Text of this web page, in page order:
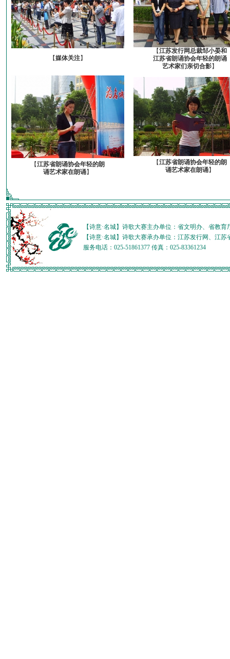
【媒体关注】
【江苏发行网总裁邹小晏和
江苏省朗诵协会年轻的朗诵
艺术家们亲切合影】
【江苏省朗诵协会年轻的朗
诵艺术家在朗诵】
【江苏省朗诵协会年轻的朗
诵艺术家在朗诵】
【诗意·名城】诗歌大赛主办单位：省文明办、省教
【诗意·名城】诗歌大赛承办单位：江苏发行网、江
服务电话：025-51861377 传真：025-83361234